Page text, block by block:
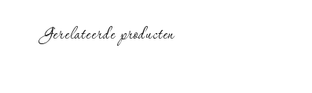
Gerelateerde producten